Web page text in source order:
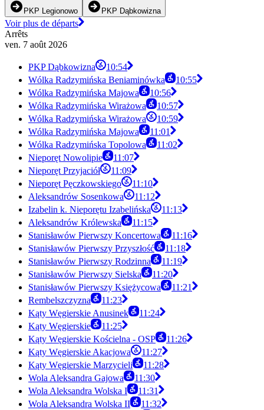
PKP Legionowo PKP Dąbkowizna
Voir plus de départs
Arrêts
ven. 7 août 2026
PKP Dąbkowizna
10:54
Wólka Radzymińska Beniaminówka
10:55
Wólka Radzymińska Majowa
10:56
Wólka Radzymińska Wirażowa
10:57
Wólka Radzymińska Wirażowa
10:59
Wólka Radzymińska Majowa
11:01
Wólka Radzymińska Topolowa
11:02
Nieporęt Nowolipie
11:07
Nieporęt Przyjaciół
11:09
Nieporęt Pęczkowskiego
11:10
Aleksandrów Sosenkowa
11:12
Izabelin k. Nieporętu Izabelińska
11:13
Aleksandrów Królewska
11:15
Stanisławów Pierwszy Koncertowa
11:16
Stanisławów Pierwszy Przyszłość
11:18
Stanisławów Pierwszy Rodzinna
11:19
Stanisławów Pierwszy Sielska
11:20
Stanisławów Pierwszy Księżycowa
11:21
Rembelszczyzna
11:23
Kąty Węgierskie Anusinek
11:24
Kąty Węgierskie
11:25
Kąty Węgierskie Kościelna - OSP
11:26
Kąty Węgierskie Akacjowa
11:27
Kąty Węgierskie Marzycieli
11:28
Wola Aleksandra Gajowa
11:30
Wola Aleksandra Wolska I
11:31
Wola Aleksandra Wolska II
11:32